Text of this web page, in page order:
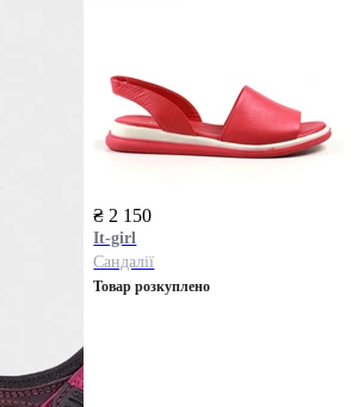
₴ 2 150
It-girl
Сандалії
Товар розкуплено